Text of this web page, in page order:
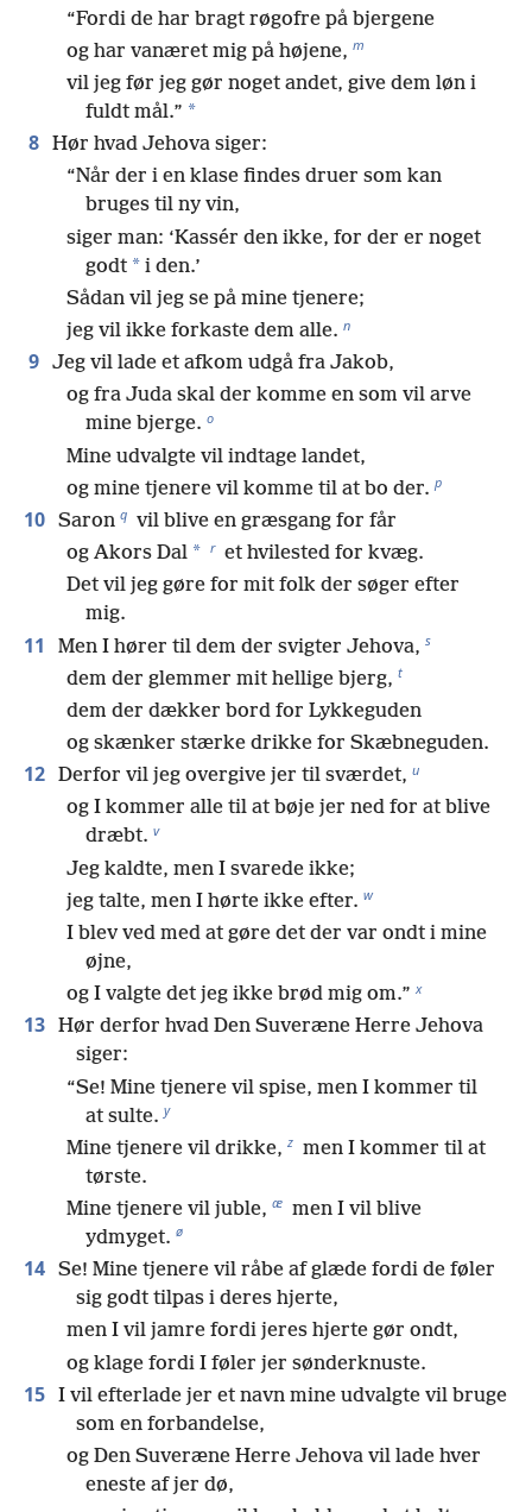
“Fordi de har bragt røgofre på bjergene
og har vanæret mig på højene, m
vil jeg før jeg gør noget andet, give dem løn i
fuldt mål.” *
8 Hør hvad Jehova siger:
“Når der i en klase findes druer som kan
bruges til ny vin,
siger man: ‘Kassér den ikke, for der er noget
godt * i den.’
Sådan vil jeg se på mine tjenere;
jeg vil ikke forkaste dem alle. n
9 Jeg vil lade et afkom udgå fra Jakob,
og fra Juda skal der komme en som vil arve
mine bjerge. o
Mine udvalgte vil indtage landet,
og mine tjenere vil komme til at bo der. p
10 Saron q vil blive en græsgang for får
og Akors Dal * r et hvilested for kvæg.
Det vil jeg gøre for mit folk der søger efter
mig.
11 Men I hører til dem der svigter Jehova, s
dem der glemmer mit hellige bjerg, t
dem der dækker bord for Lykkeguden
og skænker stærke drikke for Skæbneguden.
12 Derfor vil jeg overgive jer til sværdet, u
og I kommer alle til at bøje jer ned for at blive
dræbt. v
Jeg kaldte, men I svarede ikke;
jeg talte, men I hørte ikke efter. w
I blev ved med at gøre det der var ondt i mine
øjne,
og I valgte det jeg ikke brød mig om.” x
13 Hør derfor hvad Den Suveræne Herre Jehova
siger:
“Se! Mine tjenere vil spise, men I kommer til
at sulte. y
Mine tjenere vil drikke, z men I kommer til at
tørste.
Mine tjenere vil juble, æ men I vil blive
ydmyget. ø
14 Se! Mine tjenere vil råbe af glæde fordi de føler
sig godt tilpas i deres hjerte,
men I vil jamre fordi jeres hjerte gør ondt,
og klage fordi I føler jer sønderknuste.
15 I vil efterlade jer et navn mine udvalgte vil bruge
som en forbandelse,
og Den Suveræne Herre Jehova vil lade hver
eneste af jer dø,